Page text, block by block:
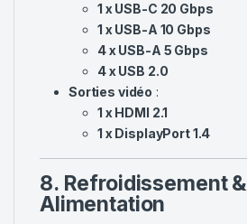
1 x USB-C 20 Gbps
1 x USB-A 10 Gbps
4 x USB-A 5 Gbps
4 x USB 2.0
Sorties vidéo :
1 x HDMI 2.1
1 x DisplayPort 1.4
8. Refroidissement &
Alimentation